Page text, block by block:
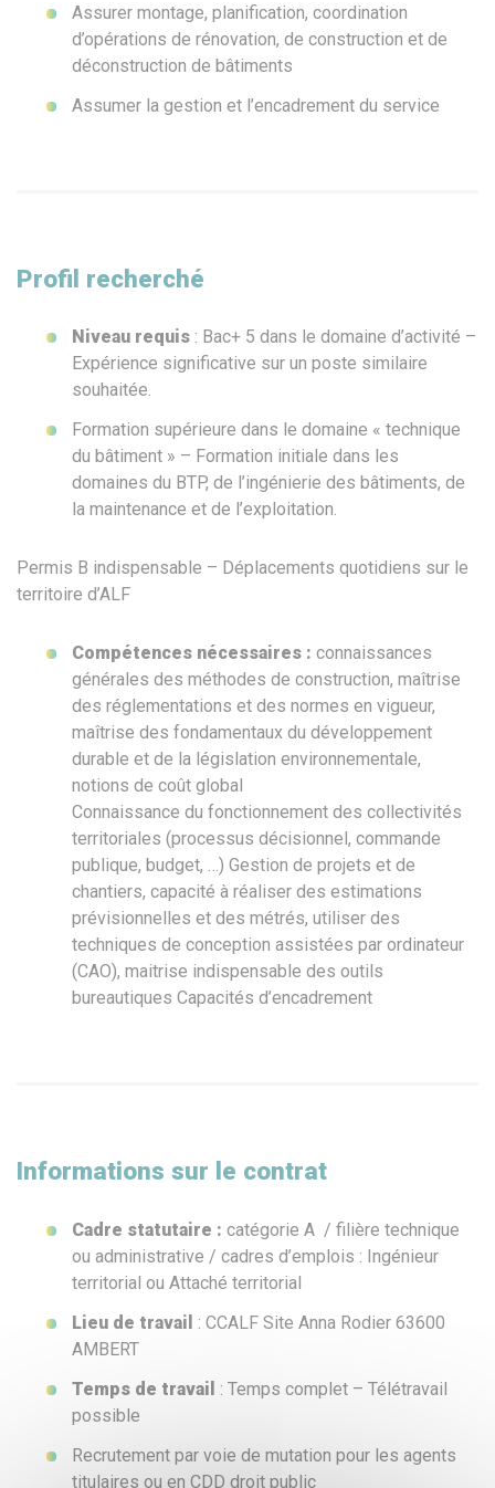
Assurer montage, planification, coordination
d’opérations de rénovation, de construction et de
déconstruction de bâtiments
Assumer la gestion et l’encadrement du service
Profil recherché
Niveau requis : Bac+ 5 dans le domaine d’activité –
Expérience significative sur un poste similaire
souhaitée.
Formation supérieure dans le domaine « technique
du bâtiment » – Formation initiale dans les
domaines du BTP, de l’ingénierie des bâtiments, de
la maintenance et de l’exploitation.
Permis B indispensable – Déplacements quotidiens sur le
territoire d’ALF
Compétences nécessaires : connaissances
générales des méthodes de construction, maîtrise
des réglementations et des normes en vigueur,
maîtrise des fondamentaux du développement
durable et de la législation environnementale,
notions de coût global
Connaissance du fonctionnement des collectivités
territoriales (processus décisionnel, commande
publique, budget, …) Gestion de projets et de
chantiers, capacité à réaliser des estimations
prévisionnelles et des métrés, utiliser des
techniques de conception assistées par ordinateur
(CAO), maitrise indispensable des outils
bureautiques Capacités d’encadrement
Informations sur le contrat
Cadre statutaire : catégorie A / filière technique
ou administrative / cadres d’emplois : Ingénieur
territorial ou Attaché territorial
Lieu de travail : CCALF Site Anna Rodier 63600
AMBERT
Temps de travail : Temps complet – Télétravail
possible
Recrutement par voie de mutation pour les agents
titulaires ou en CDD droit public